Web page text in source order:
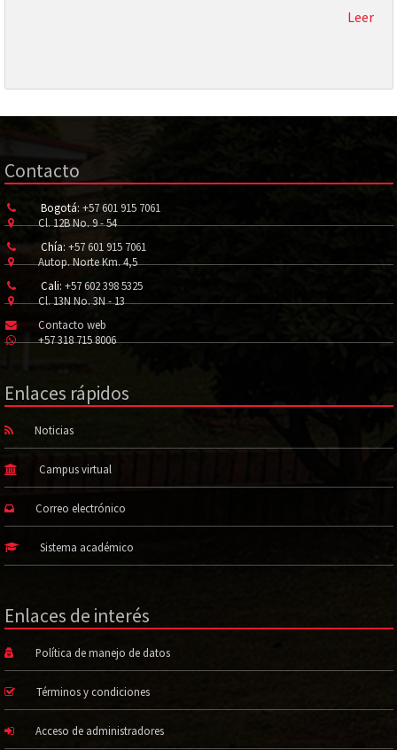
Leer
Contacto
Bogotá: +57 601 915 7061
Cl. 12B No. 9 - 54
Chía: +57 601 915 7061
Autop. Norte Km. 4,5
Cali: +57 602 398 5325
Cl. 13N No. 3N - 13
Contacto web
+57 318 715 8006
Enlaces rápidos
Noticias
Campus virtual
Correo electrónico
Sistema académico
Enlaces de interés
Política de manejo de datos
Términos y condiciones
Acceso de administradores